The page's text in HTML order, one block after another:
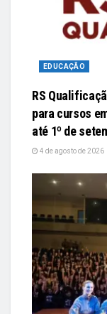
EDUCAÇÃO
RS
para cursos
até 1º de
4 de agosto de 2026